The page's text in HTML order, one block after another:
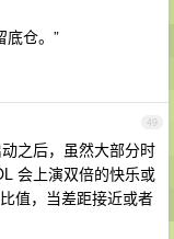
底仓。”
49
之后，虽然大部分时
会上演双倍的快乐或
值，当差距接近或者